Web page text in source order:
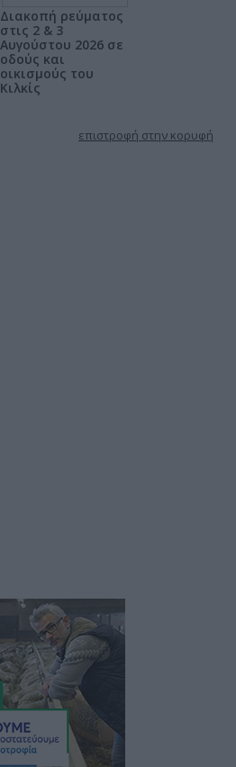
Διακοπή ρεύματος
στις 2 & 3
Αυγούστου 2026 σε
οδούς και
οικισμούς του
Κιλκίς
επιστροφή στην κορυφή